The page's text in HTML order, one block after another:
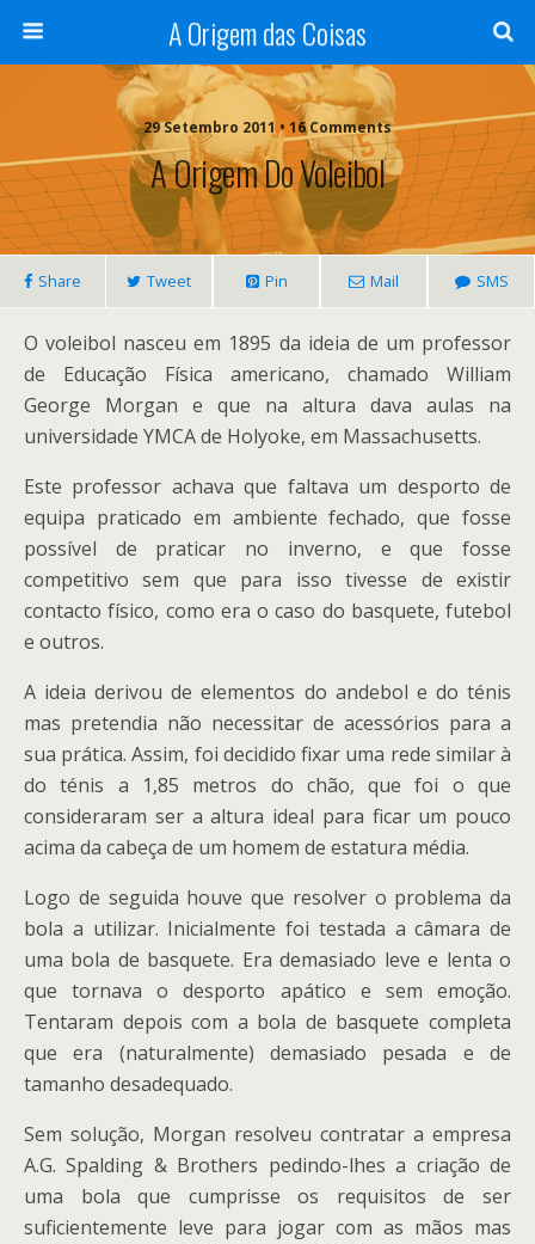
A Origem das Coisas
29 Setembro 2011 • 16 Comments
A Origem Do Voleibol
Share Tweet Pin Mail SMS
O voleibol nasceu em 1895 da ideia de um professor
de Educação Física americano, chamado William
George Morgan e que na altura dava aulas na
universidade YMCA de Holyoke, em Massachusetts.
Este professor achava que faltava um desporto de
equipa praticado em ambiente fechado, que fosse
possível de praticar no inverno, e que fosse
competitivo sem que para isso tivesse de existir
contacto físico, como era o caso do basquete, futebol
e outros.
A ideia derivou de elementos do andebol e do ténis
mas pretendia não necessitar de acessórios para a
sua prática. Assim, foi decidido fixar uma rede similar à
do ténis a 1,85 metros do chão, que foi o que
consideraram ser a altura ideal para ficar um pouco
acima da cabeça de um homem de estatura média.
Logo de seguida houve que resolver o problema da
bola a utilizar. Inicialmente foi testada a câmara de
uma bola de basquete. Era demasiado leve e lenta o
que tornava o desporto apático e sem emoção.
Tentaram depois com a bola de basquete completa
que era (naturalmente) demasiado pesada e de
tamanho desadequado.
Sem solução, Morgan resolveu contratar a empresa
A.G. Spalding & Brothers pedindo-lhes a criação de
uma bola que cumprisse os requisitos de ser
suficientemente leve para jogar com as mãos mas